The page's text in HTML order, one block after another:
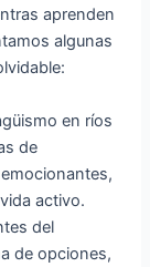
aprenden
algunas
en ríos
de
activo.
del
de opciones,